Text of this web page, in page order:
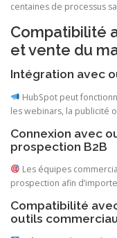
centaines de processus
Compatibilité
et vente du
Intégration avec
HubSpot peut
les webinars, la publicité
Connexion avec
prospection B2B
Les équipes
prospection afin
Compatibilité
outils